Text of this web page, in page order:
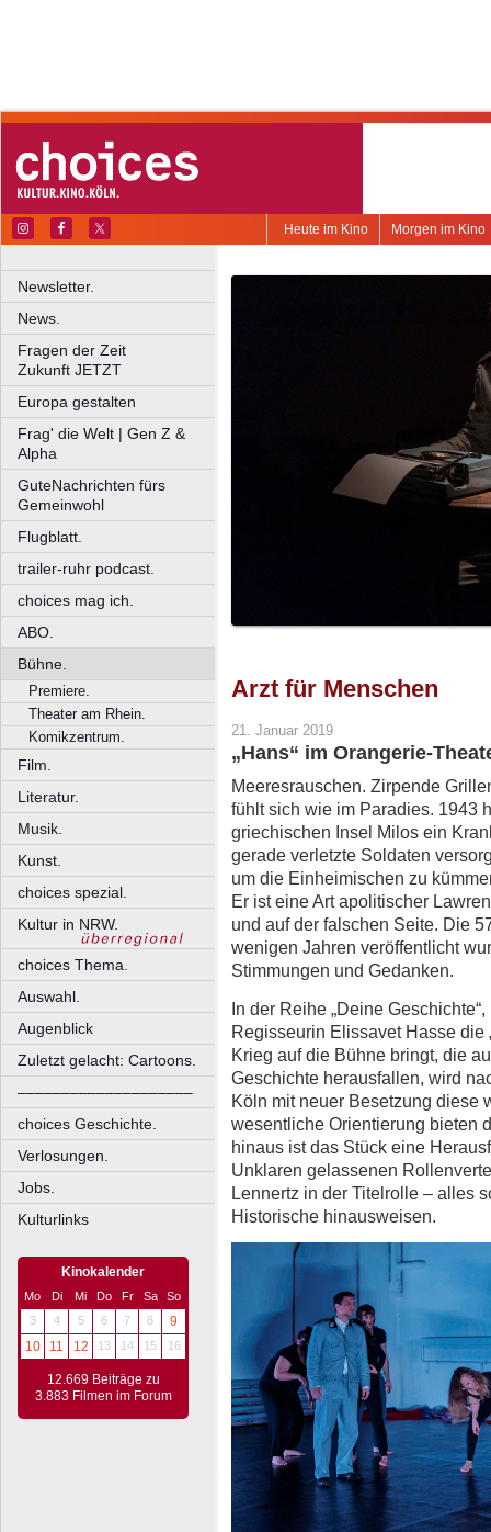
Morgen im Kino
Heute im Kino
Newsletter.
News.
Fragen der Zeit
Zukunft JETZT
Europa gestalten
Frag' die Welt | Gen Z &
Alpha
GuteNachrichten fürs
Gemeinwohl
Flugblatt.
trailer-ruhr podcast.
choices mag ich.
ABO.
Bühne.
Premiere.
Theater am Rhein.
Komikzentrum.
Film.
Literatur.
Musik.
Kunst.
choices spezial.
Kultur in NRW.
choices Thema.
Auswahl.
Augenblick
Zuletzt gelacht: Cartoons.
––––––––––––––––––––
choices Geschichte.
Verlosungen.
Jobs.
Kulturlinks
Kinokalender
Mo Di Mi Do Fr Sa
So
3
4 5 6 7 8
9
10
11 12 13 14 15 16
12.669 Beiträge zu
3.883 Filmen im Forum
Arzt für Menschen
21. Januar 2019
„Hans“ im Orangerie-
Meeresrauschen. Zirpende
fühlt sich wie im Paradies. 1943
griechischen Insel Milos ein
gerade verletzte Soldaten
um die Einheimischen zu
Er ist eine Art apolitischer
und auf der falschen Seite. Die
wenigen Jahren veröffentlicht
Stimmungen und Gedanken.
In der Reihe „Deine
Regisseurin Elissavet Hasse die
Krieg auf die Bühne bringt, die
Geschichte herausfallen, wird
Köln mit neuer Besetzung diese
wesentliche Orientierung bieten
hinaus ist das Stück eine
Unklaren gelassenen
Lennertz in der Titelrolle – alles
Historische hinausweisen.